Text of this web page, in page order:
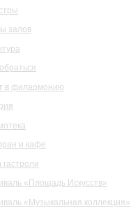
залов
в филармонию
и кафе
«Площадь Искусств»
«Музыкальная коллекция»